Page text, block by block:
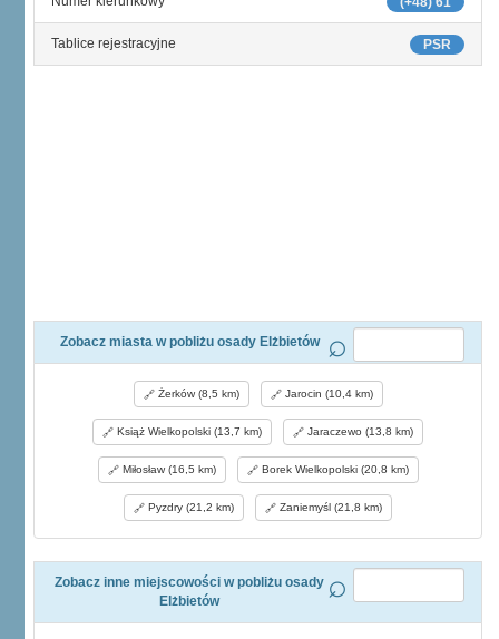
PSR
Tablice rejestracyjne
Zobacz miasta w pobliżu osady Elżbietów
Żerków (8,5 km) Jarocin (10,4 km)
Książ Wielkopolski (13,7 km) Jaraczewo (13,8 km)
Miłosław (16,5 km) Borek Wielkopolski (20,8 km)
Pyzdry (21,2 km) Zaniemyśl (21,8 km)
Zobacz inne miejscowości w pobliżu osady
Elżbietów